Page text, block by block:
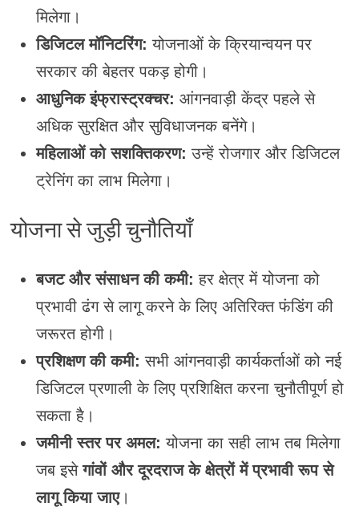
मिलेगा।
डिजिटल मॉनिटरिंग: योजनाओं के क्रियान्वयन पर
सरकार की बेहतर पकड़ होगी।
आधुनिक इंफ्रास्ट्रक्चर: आंगनवाड़ी केंद्र पहले से
अधिक सुरक्षित और सुविधाजनक बनेंगे।
महिलाओं को सशक्तिकरण: उन्हें रोजगार और डिजिटल
ट्रेनिंग का लाभ मिलेगा।
योजना से जुड़ी चुनौतियाँ
बजट और संसाधन की कमी: हर क्षेत्र में योजना को
प्रभावी ढंग से लागू करने के लिए अतिरिक्त फंडिंग की
जरूरत होगी।
प्रशिक्षण की कमी: सभी आंगनवाड़ी कार्यकर्ताओं को नई
डिजिटल प्रणाली के लिए प्रशिक्षित करना चुनौतीपूर्ण हो
सकता है।
जमीनी स्तर पर अमल: योजना का सही लाभ तब मिलेगा
जब इसेगांवों और दूरदराज के क्षेत्रों में प्रभावी रूप से
लागू किया जाए।